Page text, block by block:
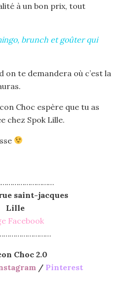
à un bon prix, tout
brunch et goûter qui
on te demandera où c’est la
Choc espère que tu as
chez Spok Lille.
rue saint-jacques
Lille
Facebook
Choc 2.0
/ Pinterest